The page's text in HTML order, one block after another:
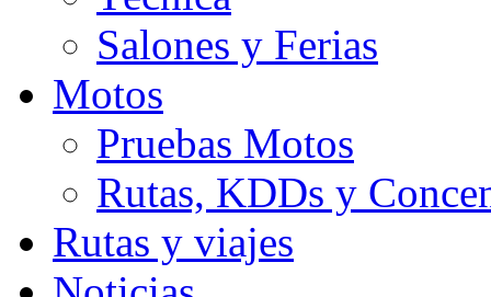
Salones y Ferias
Motos
Pruebas Motos
Rutas, KDDs y
Rutas y viajes